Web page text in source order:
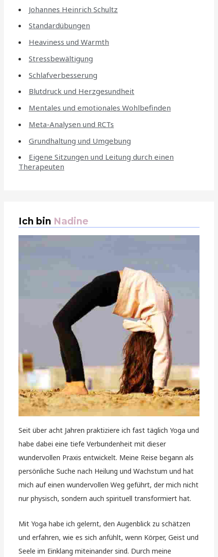
Johannes Heinrich Schultz
Standardübungen
Heaviness und Warmth
Stressbewältigung
Schlafverbesserung
Blutdruck und Herzgesundheit
Mentales und emotionales Wohlbefinden
Meta-Analysen und RCTs
Grundhaltung und Umgebung
Eigene Sitzungen und Leitung durch einen
Therapeuten
Ich bin Nadine
Seit über acht Jahren praktiziere ich fast täglich Yoga und
habe dabei eine tiefe Verbundenheit mit dieser
wundervollen Praxis entwickelt. Meine Reise begann als
persönliche Suche nach Heilung und Wachstum und hat
mich auf einen wundervollen Weg geführt, der mich nicht
nur physisch, sondern auch spirituell transformiert hat.
Mit Yoga habe ich gelernt, den Augenblick zu schätzen
und erfahren, wie es sich anfühlt, wenn Körper, Geist und
Seele im Einklang miteinander sind. Durch meine